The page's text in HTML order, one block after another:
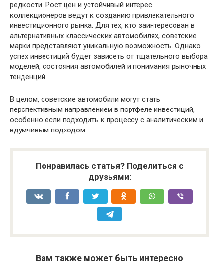
редкости. Рост цен и устойчивый интерес
коллекционеров ведут к созданию привлекательного
инвестиционного рынка. Для тех, кто заинтересован в
альтернативных классических автомобилях, советские
марки представляют уникальную возможность. Однако
успех инвестиций будет зависеть от тщательного выбора
моделей, состояния автомобилей и понимания рыночных
тенденций.
В целом, советские автомобили могут стать
перспективным направлением в портфеле инвестиций,
особенно если подходить к процессу с аналитическим и
вдумчивым подходом.
Понравилась статья? Поделиться с
друзьями:
Вам также может быть интересно